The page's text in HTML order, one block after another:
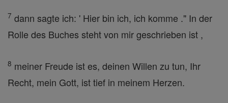
7 dann sagte ich: ' Hier bin ich, ich komme ." In der
Rolle des Buches steht von mir geschrieben ist ,
8 meiner Freude ist es, deinen Willen zu tun, Ihr
Recht, mein Gott, ist tief in meinem Herzen.